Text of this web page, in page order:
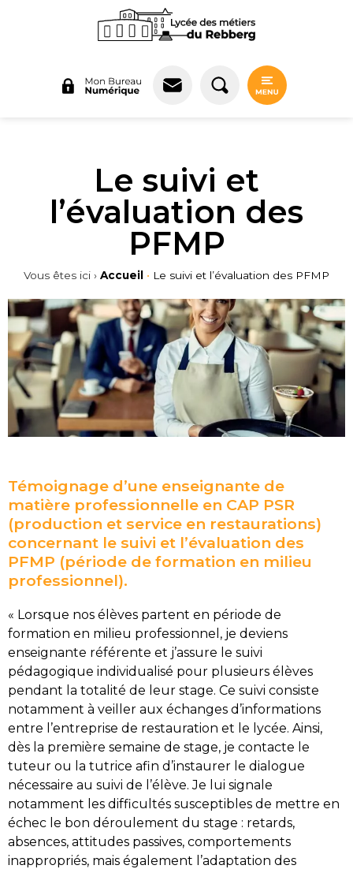
Le suivi et
l’évaluation des
PFMP
Vous êtes ici › Accueil • Le suivi et l’évaluation des PFMP
Témoignage d’une enseignante de
matière professionnelle en CAP PSR
(production et service en restaurations)
concernant le suivi et l’évaluation des
PFMP (période de formation en milieu
professionnel).
« Lorsque nos élèves partent en période de
formation en milieu professionnel, je deviens
enseignante référente et j’assure le suivi
pédagogique individualisé pour plusieurs élèves
pendant la totalité de leur stage. Ce suivi consiste
notamment à veiller aux échanges d’informations
entre l’entreprise de restauration et le lycée. Ainsi,
dès la première semaine de stage, je contacte le
tuteur ou la tutrice afin d’instaurer le dialogue
nécessaire au suivi de l’élève. Je lui signale
notamment les difficultés susceptibles de mettre en
échec le bon déroulement du stage : retards,
absences, attitudes passives, comportements
inappropriés, mais également l’adaptation des
Panneau de gestion des cookies